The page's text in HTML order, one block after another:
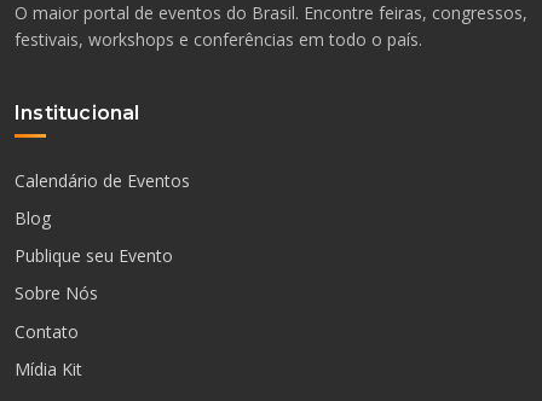
O maior portal de eventos do Brasil. Encontre feiras, congressos,
festivais, workshops e conferências em todo o país.
Institucional
Calendário de Eventos
Blog
Publique seu Evento
Sobre Nós
Contato
Mídia Kit